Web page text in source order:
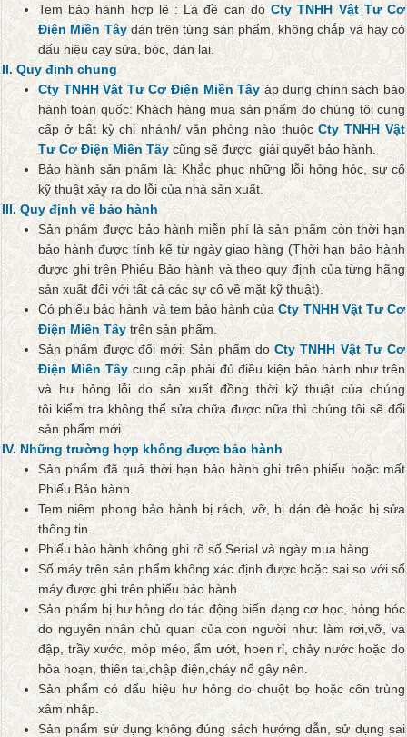
Tem bảo hành hợp lệ : Là đề can doCty TNHH Vật Tư Cơ
Điện Miền Tâydán trên từng sản phẩm, không chắp vá hay có
dấu hiệu cạy sửa, bóc, dán lại.
II. Quy định chung
Cty TNHH Vật Tư Cơ Điện Miền Tâyáp dụng chính sách bảo
hành toàn quốc: Khách hàng mua sản phẩm do chúng tôi cung
cấp ở bất kỳ chi nhánh/ văn phòng nào thuộcCty TNHH Vật
Tư Cơ Điện Miền Tâycũng sẽ được giải quyết bảo hành.
Bảo hành sản phẩm là: Khắc phục những lỗi hỏng hóc, sự cố
kỹ thuật xảy ra do lỗi của nhà sản xuất.
III. Quy định về bảo hành
Sản phẩm được bảo hành miễn phí là sản phẩm còn thời hạn
bảo hành được tính kể từ ngày giao hàng (Thời hạn bảo hành
được ghi trên Phiếu Bảo hành và theo quy định của từng hãng
sản xuất đối với tất cả các sự cố về mặt kỹ thuật).
Có phiếu bảo hành và tem bảo hành củaCty TNHH Vật Tư Cơ
Điện Miền Tây trên sản phẩm.
Sản phẩm được đổi mới: Sản phẩm do Cty TNHH Vật Tư Cơ
Điện Miền Tâycung cấp phải đủ điều kiện bảo hành như trên
và hư hỏng lỗi do sản xuất đồng thời kỹ thuật của chúng
tôi kiểm tra không thể sửa chữa được nữa thì chúng tôi sẽ đổi
sản phẩm mới.
IV. Những trường hợp không được bảo hành
Sản phẩm đã quá thời hạn bảo hành ghi trên phiếu hoặc mất
Phiếu Bảo hành.
Tem niêm phong bảo hành bị rách, vỡ, bị dán đè hoặc bị sửa
thông tin.
Phiếu bảo hành không ghi rõ số Serial và ngày mua hàng.
Số máy trên sản phẩm không xác định được hoặc sai so với số
máy được ghi trên phiếu bảo hành.
Sản phẩm bị hư hỏng do tác động biến dạng cơ học, hỏng hóc
do nguyên nhân chủ quan của con người như: làm rơi,vỡ, va
đập, trầy xước, móp méo, ẩm ướt, hoen rỉ, chảy nước hoặc do
hỏa hoạn, thiên tai,chập điện,cháy nổ gây nên.
Sản phẩm có dấu hiệu hư hỏng do chuột bọ hoặc côn trùng
xâm nhập.
Sản phẩm sử dụng không đúng sách hướng dẫn, sử dụng sai